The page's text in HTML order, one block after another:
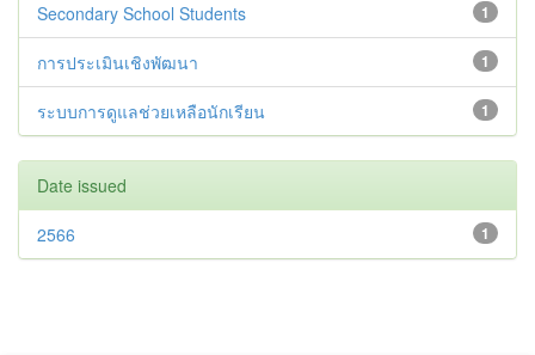
1
Secondary School Students
1
การประเมินเชิงพัฒนา
1
ระบบการดูแลช่วยเหลือนักเรียน
Date issued
1
2566